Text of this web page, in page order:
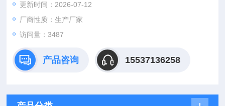
更新时间：2026-07-12
厂商性质：生产厂家
访问量：3487
产品咨询 15537136258